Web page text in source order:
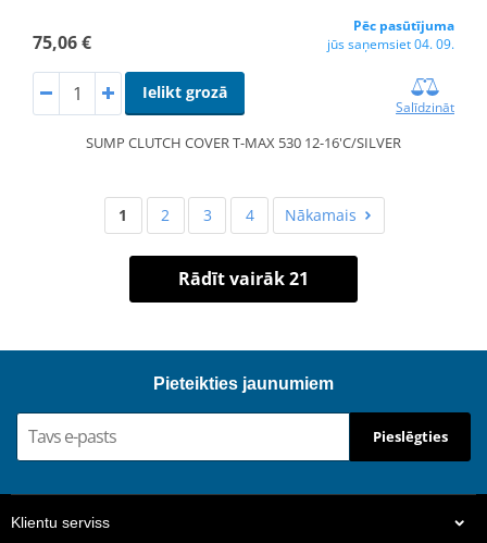
75,06 €
Pēc pasūtījuma
jūs saņemsiet 04. 09.
Ielikt grozā
Salīdzināt
SUMP CLUTCH COVER T-MAX 530 12-16'C/SILVER
1 2 3 4 Nākamais
Rādīt vairāk 21
Pieteikties jaunumiem
Pieslēgties
Klientu serviss